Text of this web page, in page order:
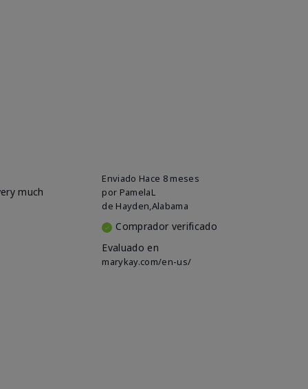
Enviado Hace 8 meses
por PamelaL
de Hayden,Alabama
Comprador verificado
Evaluado en
marykay.com/en-us/
much